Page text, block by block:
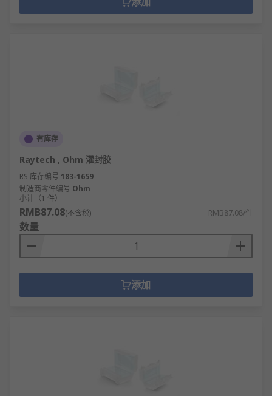
有库存
Raytech , Ohm 灌封胶
RS 库存编号 183-1659
制造商零件编号 Ohm
小计（1 件）
RMB87.08(不含税) RMB87.08/件
数量
添加